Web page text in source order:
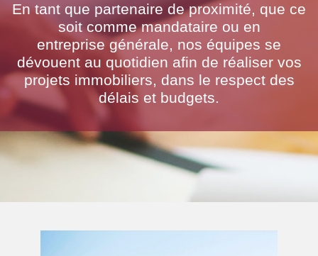
En tant que partenaire de proximité, que ce
soit comme mandataire ou en
entreprise générale, nos équipes se
dévouent au quotidien afin de réaliser vos
projets immobiliers, dans le respect des
délais et budgets.